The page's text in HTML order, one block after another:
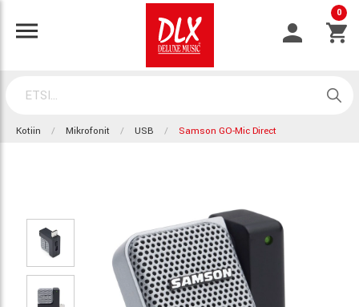
0
Kotiin Mikrofonit USB Samson GO-Mic Direct